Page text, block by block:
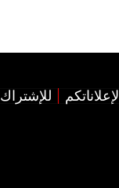
لإعلاناتكم للإشتراك